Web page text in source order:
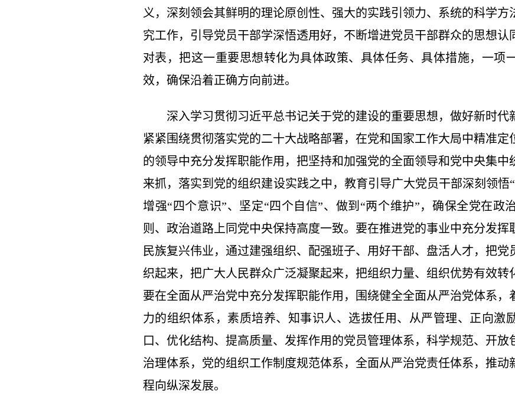
义，深刻领会其鲜明的理论原创性、强大的实践引领力、系统的科学
究工作，引导党员干部学深悟透用好，不断增进党员干部群众的思想认
对表，把这一重要思想转化为具体政策、具体任务、具体措施，一项
效，确保沿着正确方向前进。
深入学习贯彻习近平总书记关于党的建设的重要思想，做好新时代
紧紧围绕贯彻落实党的二十大战略部署，在党和国家工作大局中精准定
的领导中充分发挥职能作用，把坚持和加强党的全面领导和党中央集中
来抓，落实到党的组织建设实践之中，教育引导广大党员干部深刻领悟
增强“四个意识”、坚定“四个自信”、做到“两个维护”，确保全党在政
则、政治道路上同党中央保持高度一致。要在推进党的事业中充分发挥
民族复兴伟业，通过建强组织、配强班子、用好干部、盘活人才，把党
织起来，把广大人民群众广泛凝聚起来，把组织力量、组织优势有效转
要在全面从严治党中充分发挥职能作用，围绕健全全面从严治党体系，
力的组织体系，素质培养、知事识人、选拔任用、从严管理、正向激
口、优化结构、提高质量、发挥作用的党员管理体系，科学规范、开放
治理体系，党的组织工作制度规范体系，全面从严治党责任体系，推动
程向纵深发展。